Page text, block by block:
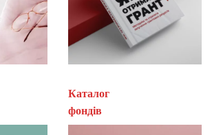
Каталог